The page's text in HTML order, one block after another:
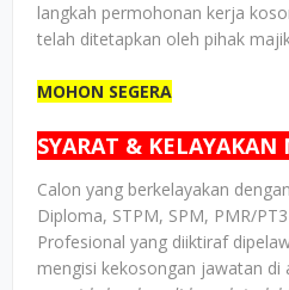
langkah permohonan kerja
telah ditetapkan oleh pihak
MOHON SEGERA
SYARAT &
Calon yang berkelayakan
Diploma, STPM, SPM, PMR/
Profesional yang diiktiraf
mengisi kekosongan jawatan di